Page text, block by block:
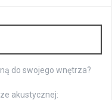
do swojego wnętrza?
akustycznej: